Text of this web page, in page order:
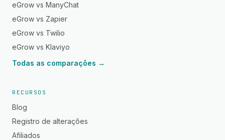
eGrow vs ManyChat
eGrow vs Zapier
eGrow vs Twilio
eGrow vs Klaviyo
Todas as comparações →
RECURSOS
Blog
Registro de alterações
Afiliados